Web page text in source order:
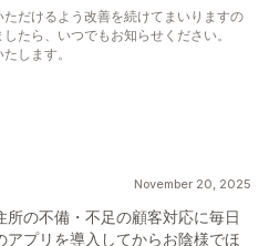
だけるよう改善を続けてまいりますの
たら、いつでもお知らせください。
します。
November 20, 2025
の不備・不足の顧客対応に毎日
プリを導入してからお陰様でほ